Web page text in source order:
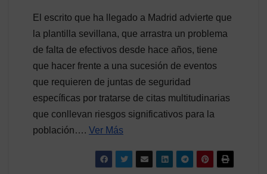
El escrito que ha llegado a Madrid advierte que
la plantilla sevillana, que arrastra un problema
de falta de efectivos desde hace años, tiene
que hacer frente a una sucesión de eventos
que requieren de juntas de seguridad
específicas por tratarse de citas multitudinarias
que conllevan riesgos significativos para la
población…. Ver Más